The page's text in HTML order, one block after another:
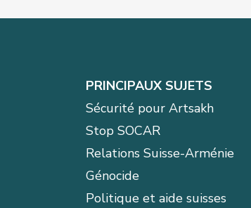
PRINCIPAUX SUJETS
Sécurité pour Artsakh
Stop SOCAR
Relations Suisse-Arménie
Génocide
Politique et aide suisses